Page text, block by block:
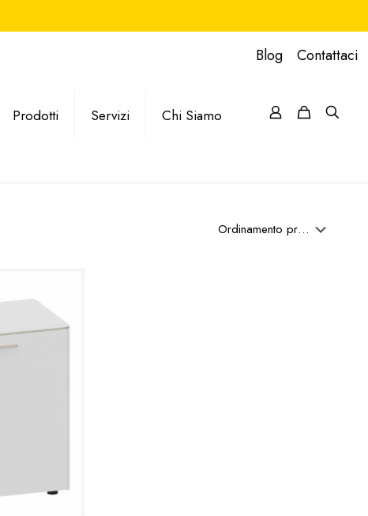
Blog Contattaci
Prodotti Servizi Chi Siamo